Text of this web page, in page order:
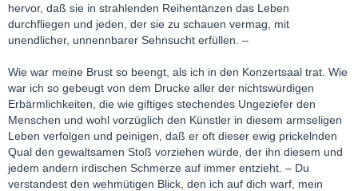
hervor, daß sie in strahlenden Reihentänzen das Leben
durchfliegen und jeden, der sie zu schauen vermag, mit
unendlicher, unnennbarer Sehnsucht erfüllen. –
Wie war meine Brust so beengt, als ich in den Konzertsaal trat. Wie
war ich so gebeugt von dem Drucke aller der nichtswürdigen
Erbärmlichkeiten, die wie giftiges stechendes Ungeziefer den
Menschen und wohl vorzüglich den Künstler in diesem armseligen
Leben verfolgen und peinigen, daß er oft dieser ewig prickelnden
Qual den gewaltsamen Stoß vorziehen würde, der ihn diesem und
jedem andern irdischen Schmerze auf immer entzieht. – Du
verstandest den wehmütigen Blick, den ich auf dich warf, mein